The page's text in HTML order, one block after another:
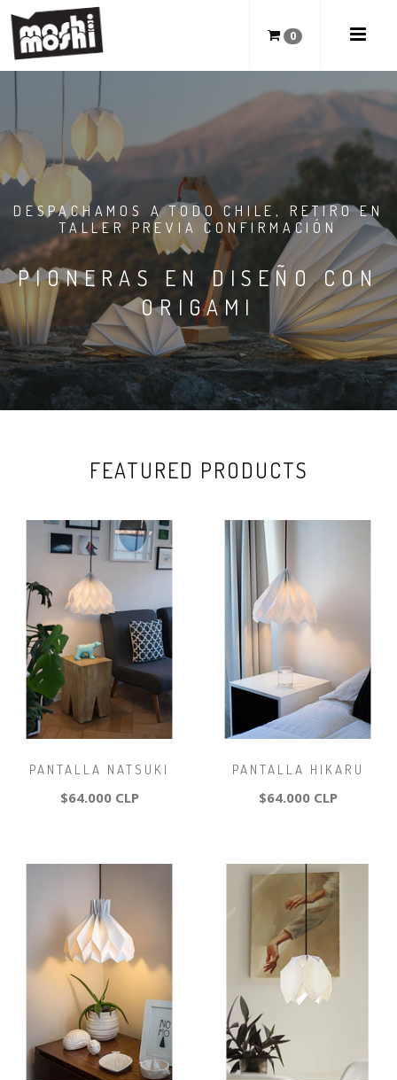
0
DESPACHAMOS A TODO CHILE, RETIRO EN
TALLER PREVIA CONFIRMACIÓN
PIONERAS EN DISEÑO CON
ORIGAMI
FEATURED PRODUCTS
PANTALLA NATSUKI
$64.000 CLP
PANTALLA HIKARU
$64.000 CLP